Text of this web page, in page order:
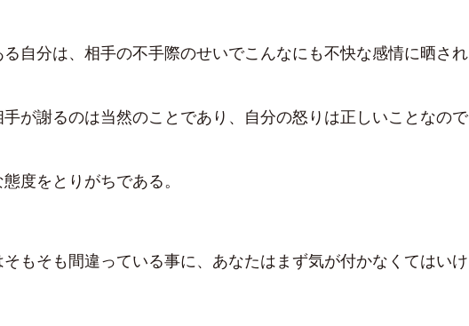
る自分は、相手の不手際のせいでこんなにも不快な感情に晒され
手が謝るのは当然のことであり、自分の怒りは正しいことなので
度をとりがちである。
もそも間違っている事に、あなたはまず気が付かなくてはいけ